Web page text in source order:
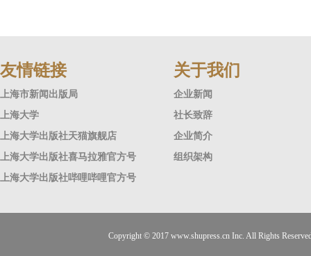
友情链接
上海市新闻出版局
上海大学
上海大学出版社天猫旗舰店
上海大学出版社喜马拉雅官方号
上海大学出版社哔哩哔哩官方号
关于我们
企业新闻
社长致辞
企业简介
组织架构
Copyright © 2017 www.shupress.cn Inc. All Rights